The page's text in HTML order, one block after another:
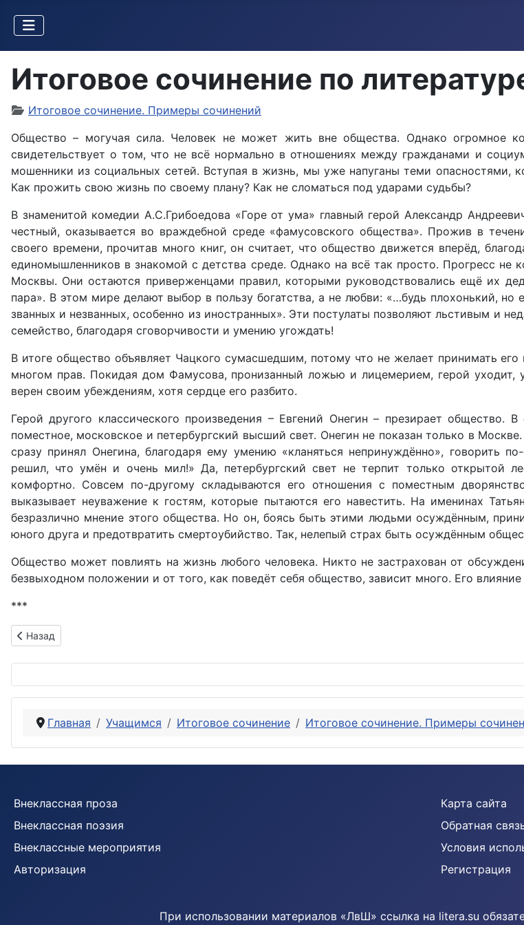
Итоговое сочинение по
Итоговое сочинение. Примеры сочинений
Общество – могучая сила. Человек не может жить вне общества. Однако огромное
свидетельствует о том, что не всё нормально в отношениях между гражданами и
мошенники из социальных сетей. Вступая в жизнь, мы уже напуганы теми опасностями,
Как прожить свою жизнь по своему плану? Как не сломаться под ударами судьбы?
В знаменитой комедии А.С.Грибоедова «Горе от ума» главный герой Александр
честный, оказывается во враждебной среде «фамусовского общества». Прожив в
своего времени, прочитав много книг, он считает, что общество движется вперёд,
единомышленников в знакомой с детства среде. Однако на всё так просто. Прогресс не
Москвы. Они остаются приверженцами правил, которыми руководствовались ещё их
пара». В этом мире делают выбор в пользу богатства, а не любви: «…будь плохонький,
званных и незванных, особенно из иностранных». Эти постулаты позволяют льстивым и
семейство, благодаря сговорчивости и умению угождать!
В итоге общество объявляет Чацкого сумасшедшим, потому что не желает принимать его
многом прав. Покидая дом Фамусова, пронизанный ложью и лицемерием, герой уходит,
верен своим убеждениям, хотя сердце его разбито.
Герой другого классического произведения – Евгений Онегин – презирает
поместное, московское и петербургский высший свет. Онегин не показан только в
сразу принял Онегина, благодаря ему умению «кланяться непринуждённо», говорить
решил, что умён и очень мил!» Да, петербургский свет не терпит только открытой
комфортно. Совсем по-другому складываются его отношения с поместным
выказывает неуважение к гостям, которые пытаются его навестить. На именинах
безразлично мнение этого общества. Но он, боясь быть этими людьми осуждённым,
юного друга и предотвратить смертоубийство. Так, нелепый страх быть осуждённым
Общество может повлиять на жизнь любого человека. Никто не застрахован от
безвыходном положении и от того, как поведёт себя общество, зависит много. Его влияние
***
Предыдущий: Согласны ли вы с утверждением Дидро: «Мы считаем трусом того, кто допустил, чтобы в
Назад
Главная Учащимся Итоговое сочинение Итоговое сочинение. Примеры
Внеклассная проза
Внеклассная поэзия
Внеклассные мероприятия
Авторизация
Карта сайта
Обратная
Условия
Регистрация
При использовании материалов «ЛвШ» ссылка на litera.su